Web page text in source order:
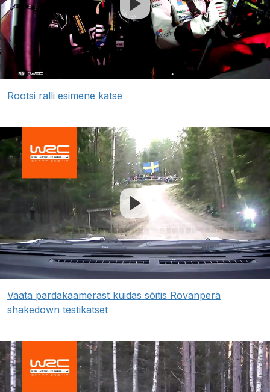
Rootsi ralli esimene katse
Vaata pardakaamerast kuidas sõitis Rovanperä
shakedown testikatset